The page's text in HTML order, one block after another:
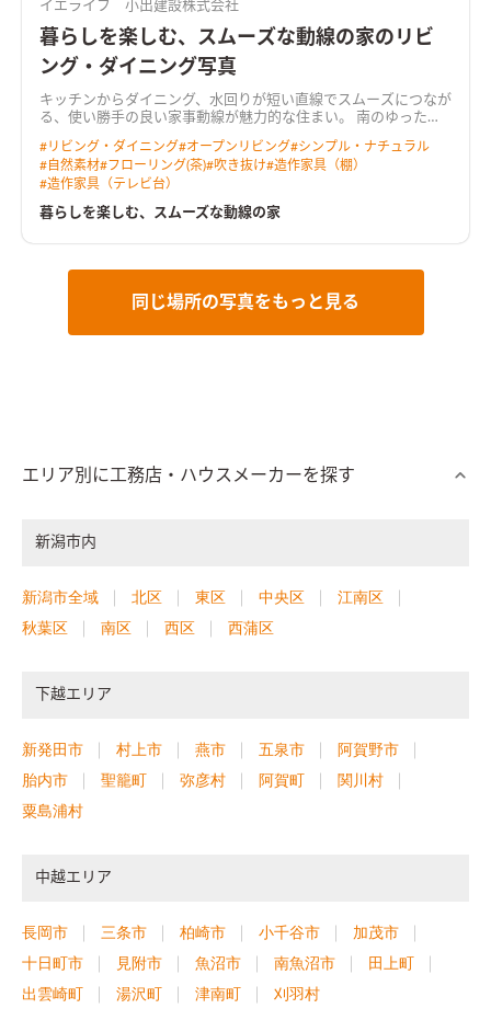
イエライフ 小出建設株式会社
暮らしを楽しむ、スムーズな動線の家のリビ
ング・ダイニング写真
キッチンからダイニング、水回りが短い直線でスムーズにつなが
る、使い勝手の良い家事動線が魅力的な住まい。 南のゆったり
地よい空間。 奥行きのあるウッドデッキを介して庭へと暮らし
が広がります。 リビングに隣り合う和室はＬＤＫと一体で使え
る開放的なスペース。 無垢の床や羽目板の天井、空間にぴった
りと納めた木製の造作家具など、あたたかな木の質感が室内に寛
いだ雰囲気をつくっています。 ＨEAT20 Ｇ2以上の断熱性能を
#リビング・ダイニング#オープンリビング#シンプル・ナチュラル
#自然素材#フローリング(茶)#吹き抜け#造作家具（棚）
#造作家具（テレビ台）
暮らしを楽しむ、スムーズな動線の家
同じ場所の写真をもっと見る
エリア別に工務店・ハウスメーカーを探す
新潟市内
新潟市全域 北区 東区 中央区
江南区
秋葉区
南区 西区 西蒲区
下越エリア
新発田市 村上市 燕市 五泉市
阿賀野市
胎内市
聖籠町 弥彦村 阿賀町
関川村
粟島浦村
中越エリア
長岡市 三条市 柏崎市 小千谷市
加茂市
十日町市
見附市 魚沼市 南魚沼市
田上町
出雲崎町
湯沢町 津南町 刈羽村